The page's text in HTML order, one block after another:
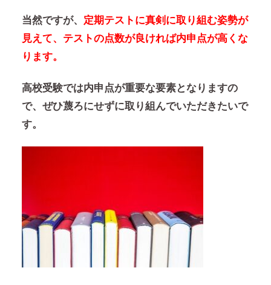
当然ですが、 定期テストに真剣に取り組む姿勢が
見えて、テストの点数が良ければ内申点が高くな
ります。
高校受験では内申点が重要な要素となりますの
で、ぜひ蔑ろにせずに取り組んでいただきたいで
す。